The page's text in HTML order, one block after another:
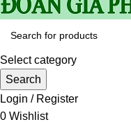
Select category
Search
Login / Register
0 Wishlist